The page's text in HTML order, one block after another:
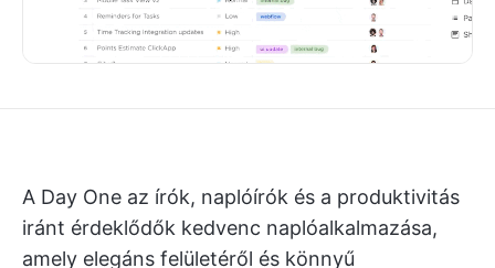
A Day One az írók, naplóírók és a produktivitás
iránt érdeklődők kedvenc naplóalkalmazása,
amely elegáns felületéről és könnyű